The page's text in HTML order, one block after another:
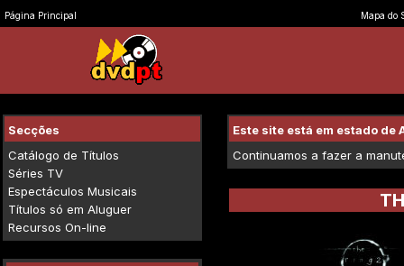
Página Principal Mapa do
Secções
Catálogo de Títulos
Séries TV
Espectáculos Musicais
Títulos só em Aluguer
Recursos On-line
Este site está em estado de
Continuamos a fazer a